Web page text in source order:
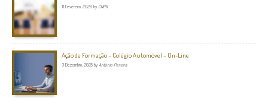
11 Fevereiro, 2026 by CNPR
Ação de Formação – Colégio Automóvel – On-Line
3 Dezembro, 2025 by António Pereira